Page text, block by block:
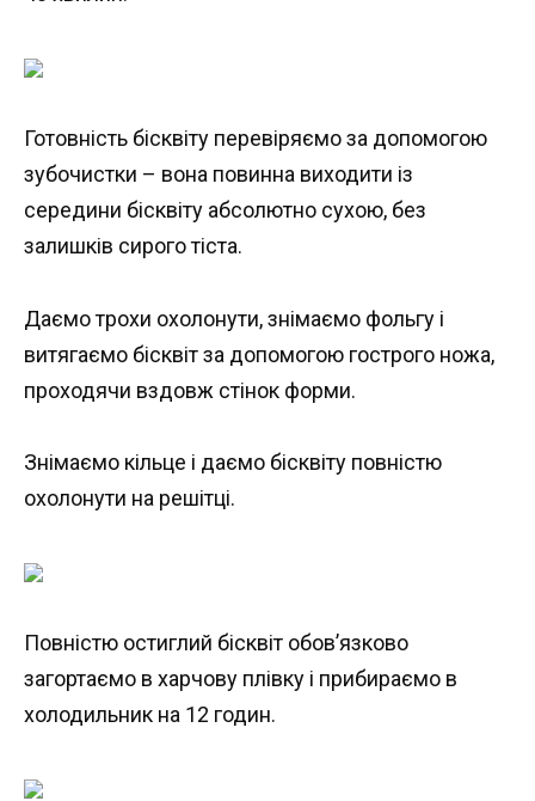
Готовність бісквіту перевіряємо за допомогою
зубочистки – вона повинна виходити із
середини бісквіту абсолютно сухою, без
залишків сирого тіста.
Даємо трохи охолонути, знімаємо фольгу і
витягаємо бісквіт за допомогою гострого ножа,
проходячи вздовж стінок форми.
Знімаємо кільце і даємо бісквіту повністю
охолонути на решітці.
Повністю остиглий бісквіт обов’язково
загортаємо в харчову плівку і прибираємо в
холодильник на 12 годин.